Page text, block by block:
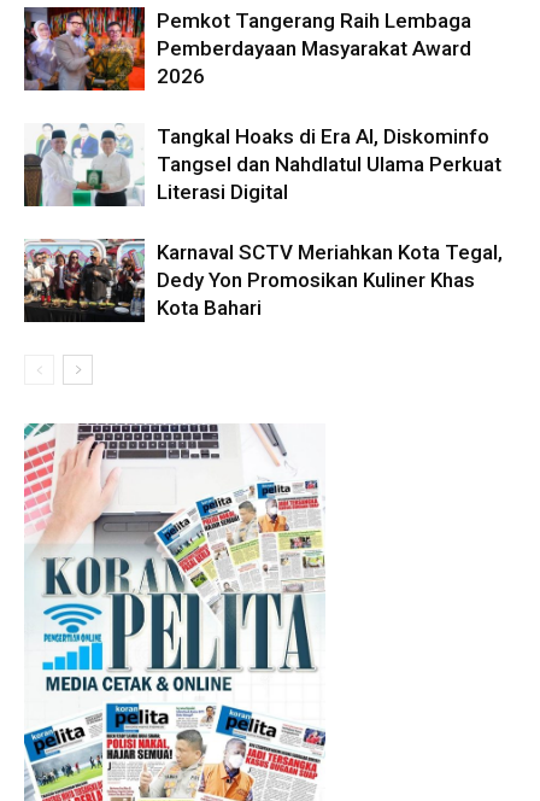
Pemkot Tangerang Raih Lembaga
Pemberdayaan Masyarakat Award
2026
Tangkal Hoaks di Era AI, Diskominfo
Tangsel dan Nahdlatul Ulama Perkuat
Literasi Digital
Karnaval SCTV Meriahkan Kota Tegal,
Dedy Yon Promosikan Kuliner Khas
Kota Bahari